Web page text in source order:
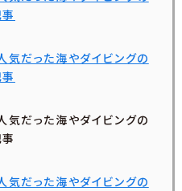
気だった海やダイビングの
気だった海やダイビングの
気だった海やダイビングの